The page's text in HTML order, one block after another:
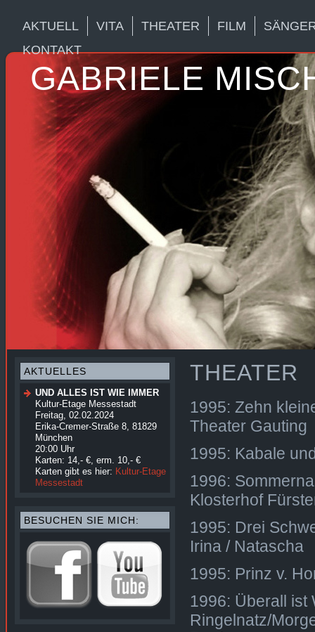
AKTUELL VITA THEATER FILM
KONTAKT
GABRIELE
AKTUELLES
UND ALLES IST WIE IMMER
Kultur-Etage Messestadt
Freitag, 02.02.2024
Erika-Cremer-Straße 8, 81829
München
20:00 Uhr
Karten: 14,- €, erm. 10,- €
Karten gibt es hier: Kultur-Etage
Messestadt
BESUCHEN SIE MICH:
THEATER
1995: Zehn
Theater Gauting
1995: Kabale
1996:
Klosterhof
1995: Drei
Irina / Natascha
1995: Prinz v.
1996: Überall ist
Ringelnatz/